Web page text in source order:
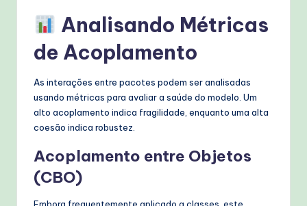
Analisando Métricas
de Acoplamento
As interações entre pacotes podem ser analisadas
usando métricas para avaliar a saúde do modelo. Um
alto acoplamento indica fragilidade, enquanto uma alta
coesão indica robustez.
Acoplamento entre Objetos
(CBO)